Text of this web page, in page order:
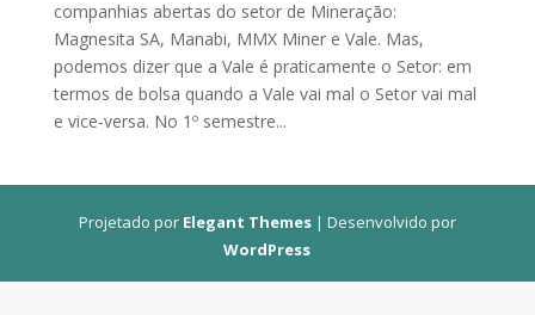
companhias abertas do setor de Mineração:
Magnesita SA, Manabi, MMX Miner e Vale. Mas,
podemos dizer que a Vale é praticamente o Setor: em
termos de bolsa quando a Vale vai mal o Setor vai mal
e vice-versa. No 1º semestre...
Projetado por Elegant Themes| Desenvolvido por
WordPress